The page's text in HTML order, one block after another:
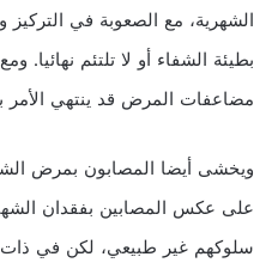
الشهرية، مع الصعوبة في
بطيئة الشفاء أو لا تلتئم نهائيا.
مضاعفات المرض قد ينتهي الأمر
ويخشى أيضا المصابون بمرض
على عكس المصابين بفقدان
سلوكهم غير طبيعي، لكن في ذات